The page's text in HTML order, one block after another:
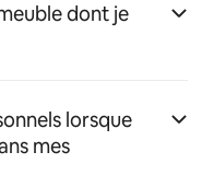
dont je
lorsque
mes